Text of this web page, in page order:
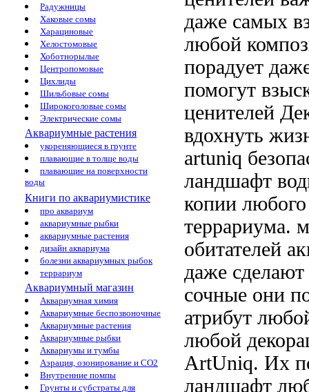
Радужницы
Хаковые сомы
Харациновые
Хелостомовые
Хоботнорылые
Центропомовые
Цихлиды
Шильбовые сомы
Широкоголовые сомы
Электрические сомы
Аквариумные растения
укореняющиеся в грунте
плавающие в толще воды
плавающие на поверхности
воды
Книги по аквариумистике
про аквариум
аквариумные рыбки
аквариумные растения
дизайн аквариума
болезни аквариумных рыбок
террариум
Аквариумный магазин
Аквариумная химия
Аквариумные беспозвоночные
Аквариумные растения
Аквариумные рыбки
Аквариумы и тумбы
Аэрация, озонирование и CO2
Внутренние помпы
Грунты и субстраты для
даже самых
любой
порадует
помогут
ценителей
вдохнуть
artuniq
ландшафт
копии
террариума.
обитателей
даже
сочные они
атрибут
любой
ArtUniq. Их
ландшафт